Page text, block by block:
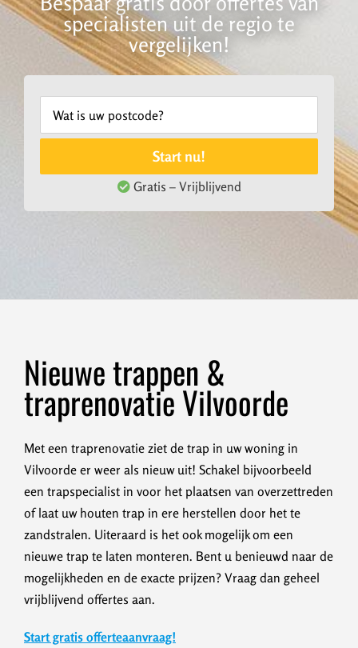
specialisten uit de regio te
vergelijken!
Start nu!
Gratis – Vrijblijvend
Nieuwe trappen &
traprenovatie Vilvoorde
Met een traprenovatie ziet de trap in uw woning in
Vilvoorde er weer als nieuw uit! Schakel bijvoorbeeld
een trapspecialist in voor het plaatsen van overzettreden
of laat uw houten trap in ere herstellen door het te
zandstralen. Uiteraard is het ook mogelijk om een
nieuwe trap te laten monteren. Bent u benieuwd naar de
mogelijkheden en de exacte prijzen? Vraag dan geheel
vrijblijvend offertes aan.
Start gratis offerteaanvraag!